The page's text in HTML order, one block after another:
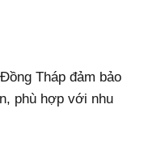
Tháp đảm bảo
phù hợp với nhu